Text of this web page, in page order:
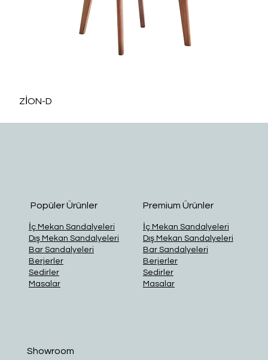
ZİON-D
Showroom
Popüler Ürünler
İç Mekan Sandalyeleri
Dış Mekan Sandalyeleri
Bar Sandalyeleri
Berjerler
Sedirler
Masalar
Premium Ürünler
İç Mekan Sandalyeleri
Dış Mekan Sandalyeleri
Bar Sandalyeleri
Berjerler
Sedirler
Masalar